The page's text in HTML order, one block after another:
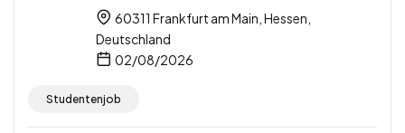
60311 Frankfurt am Main, Hessen,
Deutschland
02/08/2026
Studentenjob